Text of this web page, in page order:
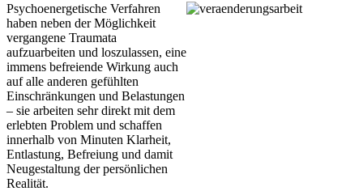
Psychoenergetische Verfahren
haben neben der Möglichkeit
vergangene Traumata
aufzuarbeiten und loszulassen, eine
immens befreiende Wirkung auch
auf alle anderen gefühlten
Einschränkungen und Belastungen
– sie arbeiten sehr direkt mit dem
erlebten Problem und schaffen
innerhalb von Minuten Klarheit,
Entlastung, Befreiung und damit
Neugestaltung der persönlichen
Realität.